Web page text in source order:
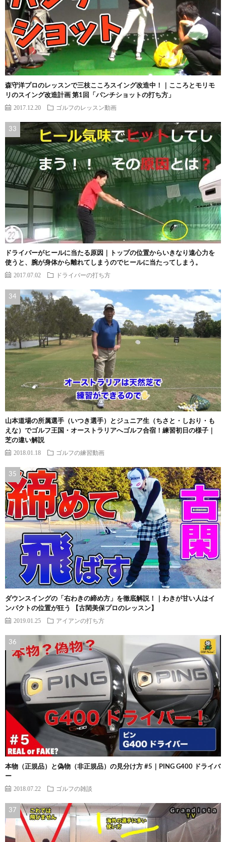
森守洋プロのレッスンで三枝こころスイング改造中！｜こころとモリモ
リのスイング改造計画 第1回「パンチショットの打ち方」
2017.12.20 ゴルフのレッスン動画
ドライバーがヒールに当たる原因｜トップの位置からいきなり遠心力を
使うと、腕が身体から離れてしまうのでヒールに当たってしまう。
2017.07.02 ドライバーの打ち方
山本道場の所属選手（いつき選手）とジュニア生（ちさと・しおり・も
えな）でゴルフ王国・オーストラリアへゴルフ合宿！練習初日の様子｜
芝の違い解説
2018.01.18 ゴルフの練習動画
ダウンスイングの「右わきの締め方」を徹底解説！｜わきが甘い人はイ
ンパクトの位置が狂う 【古閑美保プロのレッスン】
2019.01.25 アイアンの打ち方
本物（正規品）と偽物（非正規品）の見分け方 #5｜PING G400 ドライバ
ー
2018.07.22 ゴルフの雑談